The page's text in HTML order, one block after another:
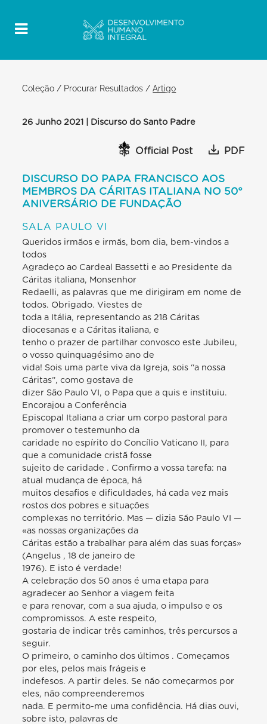
Coleção / Procurar Resultados /Artigo
26 Junho 2021 | Discurso do Santo Padre
Official Post PDF
DISCURSO DO PAPA FRANCISCO AOS
MEMBROS DA CÁRITAS ITALIANA NO 50°
ANIVERSÁRIO DE FUNDAÇÃO
SALA PAULO VI
Queridos irmãos e irmãs, bom dia, bem-vindos a
todos
Agradeço ao Cardeal Bassetti e ao Presidente da
Cáritas italiana, Monsenhor
Redaelli, as palavras que me dirigiram em nome de
todos. Obrigado. Viestes de
toda a Itália, representando as 218 Cáritas
diocesanas e a Cáritas italiana, e
tenho o prazer de partilhar convosco este Jubileu,
o vosso quinquagésimo ano de
vida! Sois uma parte viva da Igreja, sois “a nossa
Cáritas”, como gostava de
dizer São Paulo VI, o Papa que a quis e instituiu.
Encorajou a Conferência
Episcopal Italiana a criar um corpo pastoral para
promover o testemunho da
caridade no espírito do Concílio Vaticano II, para
que a comunidade cristã fosse
sujeito de caridade . Confirmo a vossa tarefa: na
atual mudança de época, há
muitos desafios e dificuldades, há cada vez mais
rostos dos pobres e situações
complexas no território. Mas — dizia São Paulo VI —
«as nossas organizações da
Cáritas estão a trabalhar para além das suas forças»
(Angelus , 18 de janeiro de
1976). E isto é verdade!
A celebração dos 50 anos é uma etapa para
agradecer ao Senhor a viagem feita
e para renovar, com a sua ajuda, o impulso e os
compromissos. A este respeito,
gostaria de indicar três caminhos, três percursos a
seguir.
O primeiro, o caminho dos últimos . Começamos
por eles, pelos mais frágeis e
indefesos. A partir deles. Se não começarmos por
eles, não compreenderemos
nada. E permito-me uma confidência. Há dias ouvi,
sobre isto, palavras de